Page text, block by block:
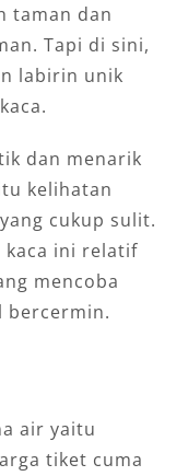
taman dan
Tapi di sini,
labirin unik
dan menarik
kelihatan
cukup sulit.
kaca ini relatif
mencoba
bercermin.
air yaitu
tiket cuma